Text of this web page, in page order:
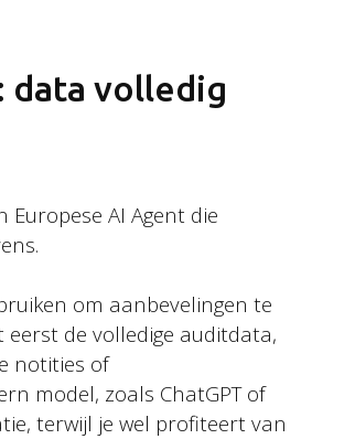
data volledig
AI Agent die
om aanbevelingen te
eerst de volledige auditdata,
notities of
model, zoals ChatGPT of
terwijl je wel profiteert van